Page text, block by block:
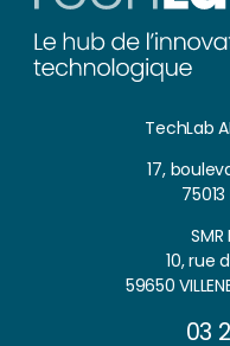
TechLab
17,
75013
10, rue
59650
03